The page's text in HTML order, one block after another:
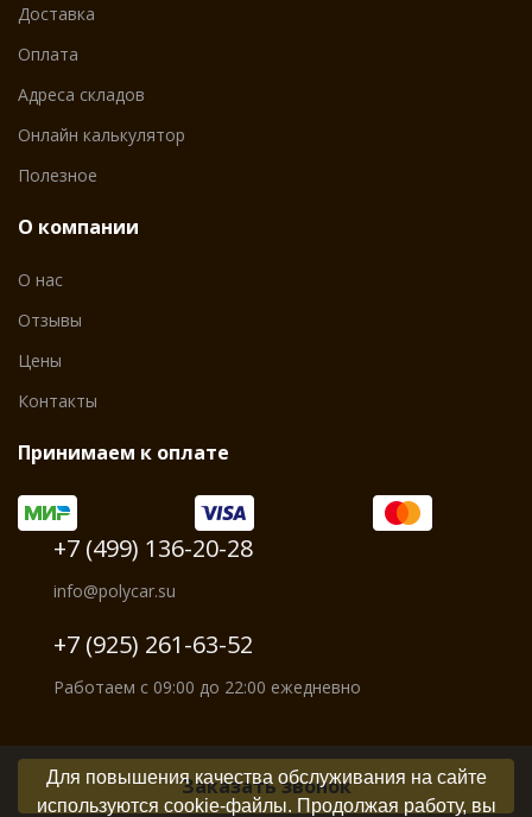
Доставка
Оплата
Адреса складов
Онлайн калькулятор
Полезное
О компании
О нас
Отзывы
Цены
Контакты
Принимаем к оплате
+7 (499) 136-20-28
info@polycar.su
+7 (925) 261-63-52
Работаем с 09:00 до 22:00 ежедневно
Заказать звонок
Для повышения качества обслуживания на сайте
используются cookie-файлы. Продолжая работу, вы